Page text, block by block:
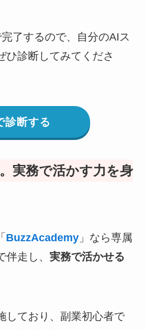
了するので、自分のAIス
ひ診断してみてくださ
診断する
実務で活かす力を身
BuzzAcademy」なら専属
走し、 実務で活かせる
しており、副業初心者で